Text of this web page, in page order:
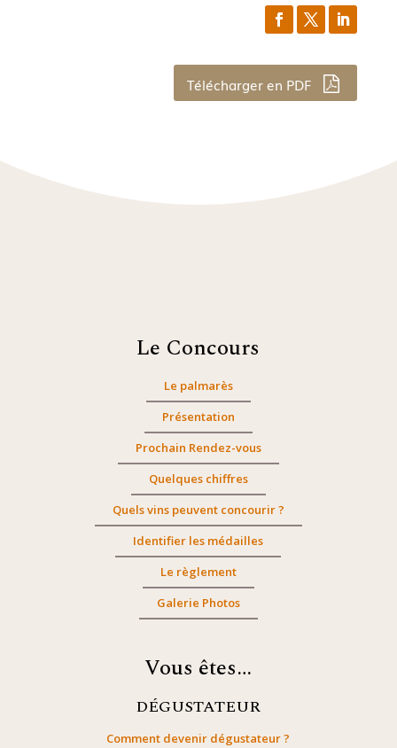
Télécharger en PDF
Le Concours
Le palmarès
Présentation
Prochain Rendez-vous
Quelques chiffres
Quels vins peuvent concourir ?
Identifier les médailles
Le règlement
Galerie Photos
Vous êtes…
DÉGUSTATEUR
Comment devenir dégustateur ?